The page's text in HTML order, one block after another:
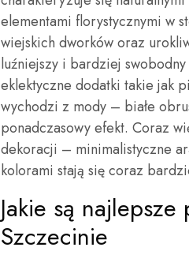
elementami florystycznymi w
wiejskich dworków oraz
luźniejszy i bardziej
eklektyczne dodatki takie jak
wychodzi z mody – białe
ponadczasowy efekt. Coraz
dekoracji – minimalistyczne
kolorami stają się coraz
Jakie są
Szczecinie